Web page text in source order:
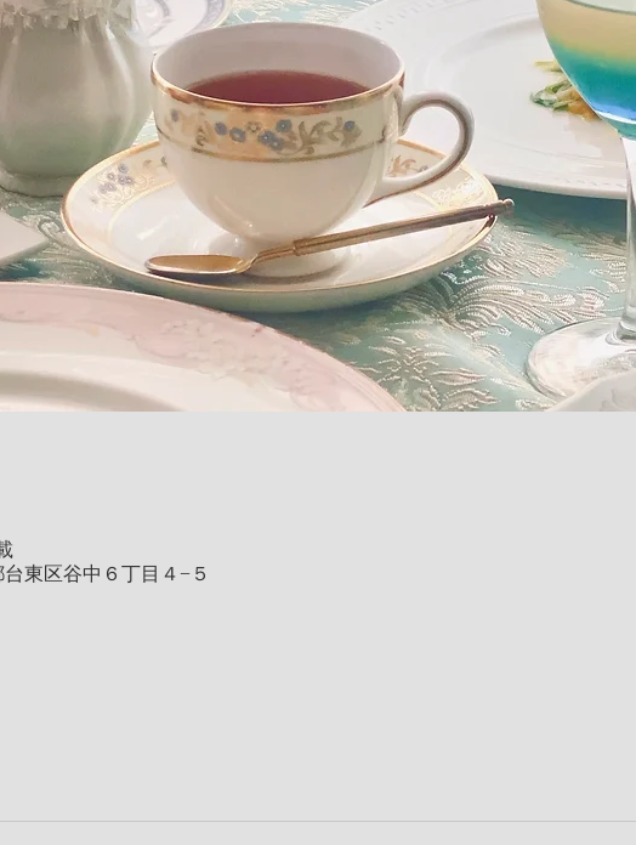
東区谷中６丁目４−５